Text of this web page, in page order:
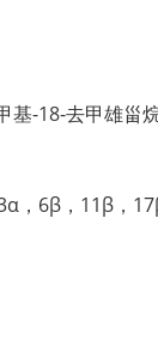
-18-去甲雄甾
，6β，11β，